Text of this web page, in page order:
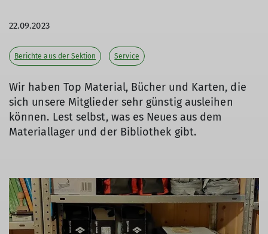
22.09.2023
Berichte aus der Sektion Service
Wir haben Top Material, Bücher und Karten, die
sich unsere Mitglieder sehr günstig ausleihen
können. Lest selbst, was es Neues aus dem
Materiallager und der Bibliothek gibt.